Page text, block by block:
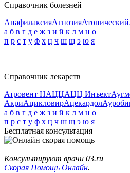
Справочник болезней
АнафилаксияАгнозияАтопический
а б в г д е ж з и й к л м н о
п р с т у ф х ц ч ш щ э ю я
Справочник лекарств
Атровент НАЦЦАЦЦ Инъект
АкриАцикловирАцекардол
а б в г д е ж з и й к л м н о
п р с т у ф х ц ч ш щ э ю я
Бесплатная консультация
Консультируют врачи 03.ru
Скорая Помощь Онлайн.